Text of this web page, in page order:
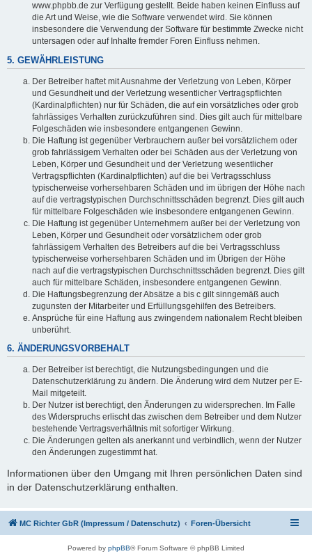
www.phpbb.de zur Verfügung gestellt. Beide haben keinen Einfluss auf
die Art und Weise, wie die Software verwendet wird. Sie können
insbesondere die Verwendung der Software für bestimmte Zwecke nicht
untersagen oder auf Inhalte fremder Foren Einfluss nehmen.
5. GEWÄHRLEISTUNG
Der Betreiber haftet mit Ausnahme der Verletzung von Leben, Körper
und Gesundheit und der Verletzung wesentlicher Vertragspflichten
(Kardinalpflichten) nur für Schäden, die auf ein vorsätzliches oder grob
fahrlässiges Verhalten zurückzuführen sind. Dies gilt auch für mittelbare
Folgeschäden wie insbesondere entgangenen Gewinn.
Die Haftung ist gegenüber Verbrauchern außer bei vorsätzlichem oder
grob fahrlässigem Verhalten oder bei Schäden aus der Verletzung von
Leben, Körper und Gesundheit und der Verletzung wesentlicher
Vertragspflichten (Kardinalpflichten) auf die bei Vertragsschluss
typischerweise vorhersehbaren Schäden und im übrigen der Höhe nach
auf die vertragstypischen Durchschnittsschäden begrenzt. Dies gilt auch
für mittelbare Folgeschäden wie insbesondere entgangenen Gewinn.
Die Haftung ist gegenüber Unternehmern außer bei der Verletzung von
Leben, Körper und Gesundheit oder vorsätzlichem oder grob
fahrlässigem Verhalten des Betreibers auf die bei Vertragsschluss
typischerweise vorhersehbaren Schäden und im Übrigen der Höhe
nach auf die vertragstypischen Durchschnittsschäden begrenzt. Dies gilt
auch für mittelbare Schäden, insbesondere entgangenen Gewinn.
Die Haftungsbegrenzung der Absätze a bis c gilt sinngemäß auch
zugunsten der Mitarbeiter und Erfüllungsgehilfen des Betreibers.
Ansprüche für eine Haftung aus zwingendem nationalem Recht bleiben
unberührt.
6. ÄNDERUNGSVORBEHALT
Der Betreiber ist berechtigt, die Nutzungsbedingungen und die
Datenschutzerklärung zu ändern. Die Änderung wird dem Nutzer per E-
Mail mitgeteilt.
Der Nutzer ist berechtigt, den Änderungen zu widersprechen. Im Falle
des Widerspruchs erlischt das zwischen dem Betreiber und dem Nutzer
bestehende Vertragsverhältnis mit sofortiger Wirkung.
Die Änderungen gelten als anerkannt und verbindlich, wenn der Nutzer
den Änderungen zugestimmt hat.
Informationen über den Umgang mit Ihren persönlichen Daten sind
in der Datenschutzerklärung enthalten.
MC Richter GbR (Impressum / Datenschutz) Foren-Übersicht
Powered by phpBB® Forum Software © phpBB Limited